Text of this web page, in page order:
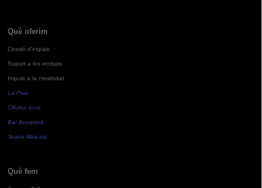
Què oferim
Cessió d'espais
Suport a les entitats
Impuls a la creativitat
La Pua
Oficina Jove
Bar Bocamoll
Teatre Mira-sol
Què fem